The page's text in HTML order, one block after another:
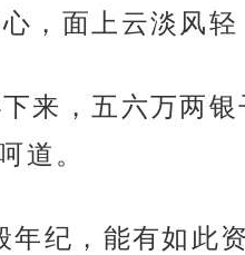
，面上云淡风
来，五六万两
道。
年纪，能有如此